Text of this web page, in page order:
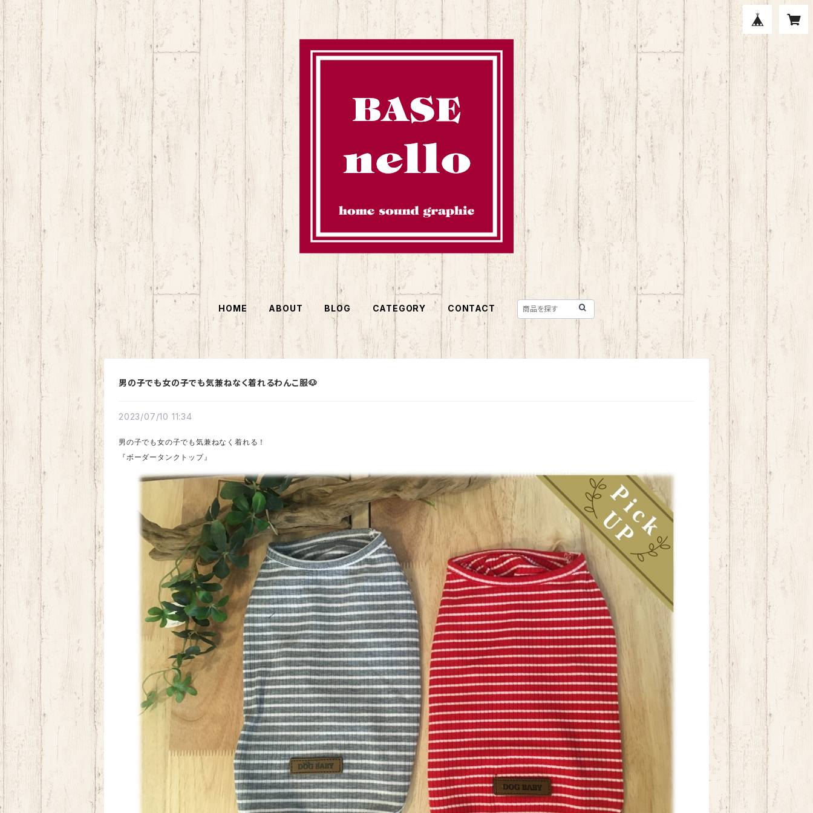
HOME ABOUT BLOG CATEGORY CONTACT
男の子でも女の子でも気兼ねなく着れるわんこ服🐶
2023/07/10 11:34
男の子でも女の子でも気兼ねなく着れる！
『ボーダータンクトップ』